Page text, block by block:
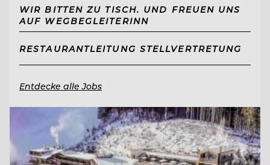
WIR BITTEN ZU TISCH. UND FREUEN UNS
AUF WEGBEGLEITERINN
RESTAURANTLEITUNG STELLVERTRETUNG
Entdecke alle Jobs